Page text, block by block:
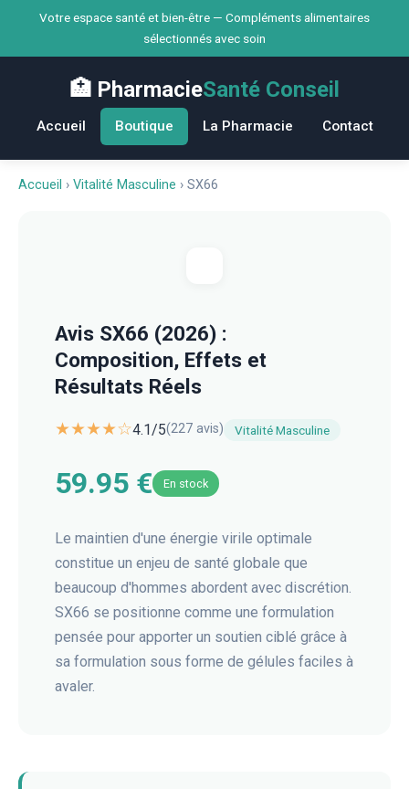
Votre espace santé et bien-être — Compléments alimentaires
sélectionnés avec soin
🏥 PharmacieSanté Conseil
Accueil Boutique La Pharmacie Contact
Accueil › Vitalité Masculine › SX66
Avis SX66 (2026) :
Composition, Effets et
Résultats Réels
★★★★☆4.1/5(227 avis) Vitalité Masculine
59.95 € En stock
Le maintien d'une énergie virile optimale
constitue un enjeu de santé globale que
beaucoup d'hommes abordent avec discrétion.
SX66 se positionne comme une formulation
pensée pour apporter un soutien ciblé grâce à
sa formulation sous forme de gélules faciles à
avaler.